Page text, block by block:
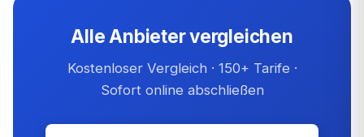
Alle Anbieter vergleichen
Kostenloser Vergleich · 150+ Tarife ·
Sofort online abschließen